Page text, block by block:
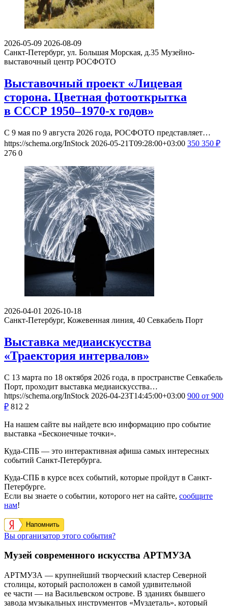
2026-05-09 2026-08-09
Санкт-Петербург, ул. Большая Морская, д.35 Музейно-
выставочный центр РОСФОТО
Выставочный проект «Лицевая
сторона. Цветная фотооткрытка
в СССР 1950–1970-х годов»
С 9 мая по 9 августа 2026 года, РОСФОТО представляет…
https://schema.org/InStock 2026-05-21T09:28:00+03:00 350 350 ₽
276 0
2026-04-01 2026-10-18
Санкт-Петербург, Кожевенная линия, 40 Севкабель Порт
Выставка медиаискусства
«Траектория интервалов»
С 13 марта по 18 октября 2026 года, в пространстве Севкабель
Порт, проходит выставка медиаискусства…
https://schema.org/InStock 2026-04-23T14:45:00+03:00 900 от 900
₽ 812 2
На нашем сайте вы найдете всю информацию про событие
выставка «Бесконечные точки».
Куда-СПБ — это интерактивная афиша самых интересных
событий Санкт-Петербурга.
Куда-СПБ в курсе всех событий, которые пройдут в Санкт-
Петербурге.
Если вы знаете о событии, которого нет на сайте, сообщите
нам!
Напомнить
Вы организатор этого события?
Музей современного искусства АРТМУЗА
АРТМУЗА — крупнейший творческий кластер Северной
столицы, который расположен в самой удивительной
ее части — на Васильевском острове. В зданиях бывшего
завода музыкальных инструментов «Муздеталь», который